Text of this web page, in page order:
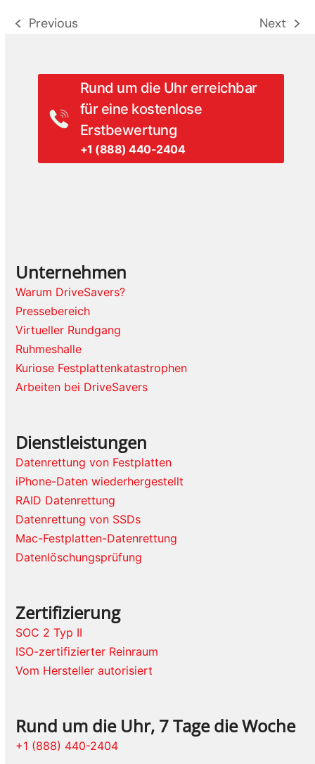
previous
Previous
next
Next
Rund um die Uhr erreichbar
für eine kostenlose
Erstbewertung
+1 (888) 440-2404
Unternehmen
Warum DriveSavers?
Pressebereich
Virtueller Rundgang
Ruhmeshalle
Kuriose Festplattenkatastrophen
Arbeiten bei DriveSavers
Dienstleistungen
Datenrettung von Festplatten
iPhone-Daten wiederhergestellt
RAID Datenrettung
Datenrettung von SSDs
Mac-Festplatten-Datenrettung
Datenlöschungsprüfung
Zertifizierung
SOC 2 Typ II
ISO-zertifizierter Reinraum
Vom Hersteller autorisiert
Rund um die Uhr, 7 Tage die Woche
+1 (888) 440-2404